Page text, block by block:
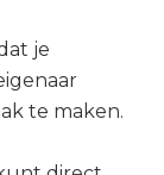
je
te maken.